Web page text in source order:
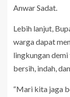
Anwar Sadat.
Lebih lanjut,
warga dapat
lingkungan
bersih, indah,
“Mari kita jaga